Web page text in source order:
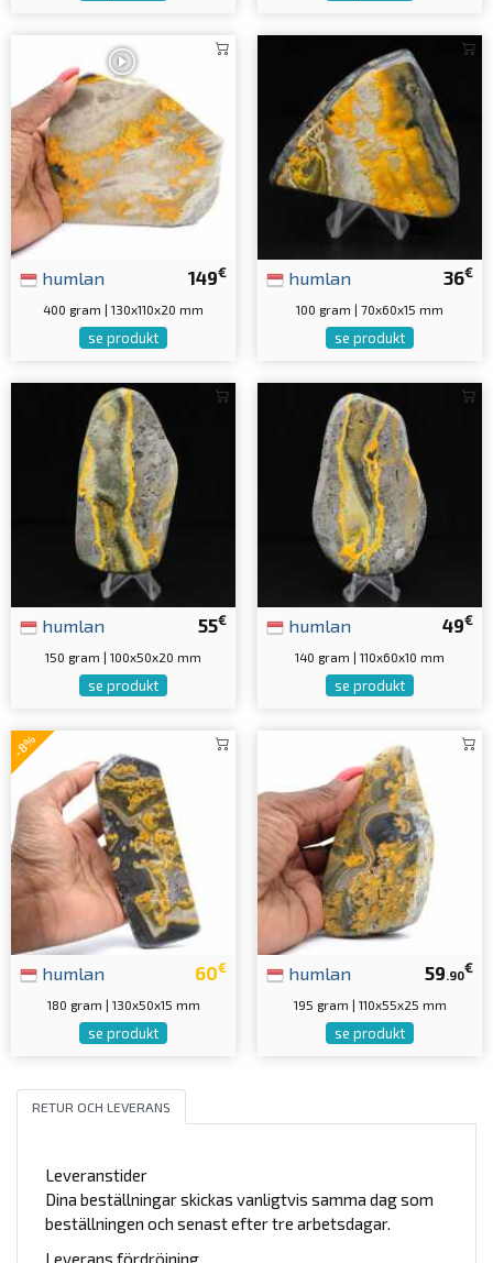
149€
humlan
400 gram | 130x110x20 mm
se produkt
36€
humlan
100 gram | 70x60x15 mm
se produkt
55€
humlan
150 gram | 100x50x20 mm
se produkt
49€
humlan
140 gram | 110x60x10 mm
se produkt
-8%
60€
humlan
180 gram | 130x50x15 mm
se produkt
59 .90€
humlan
195 gram | 110x55x25 mm
se produkt
RETUR OCH LEVERANS
Leveranstider
Dina beställningar skickas vanligtvis samma dag som
beställningen och senast efter tre arbetsdagar.
Leverans fördröjning